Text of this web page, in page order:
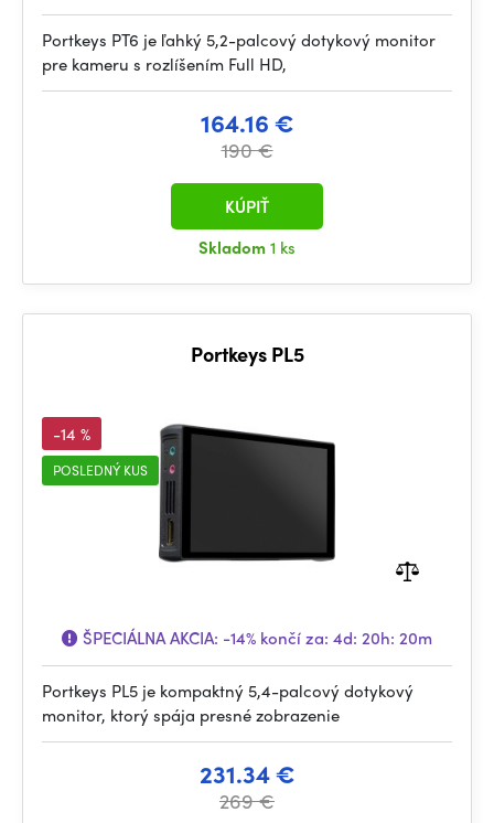
Portkeys PT6 je ľahký 5,2-palcový dotykový monitor
pre kameru s rozlíšením Full HD,
164.16 €
190 €
Skladom1 ks
KÚPIŤ
Portkeys PL5
-14 %
POSLEDNÝ KUS
ŠPECIÁLNA AKCIA: -14% končí za: 4d: 20h: 20m
Portkeys PL5 je kompaktný 5,4-palcový dotykový
monitor, ktorý spája presné zobrazenie
231.34 €
269 €